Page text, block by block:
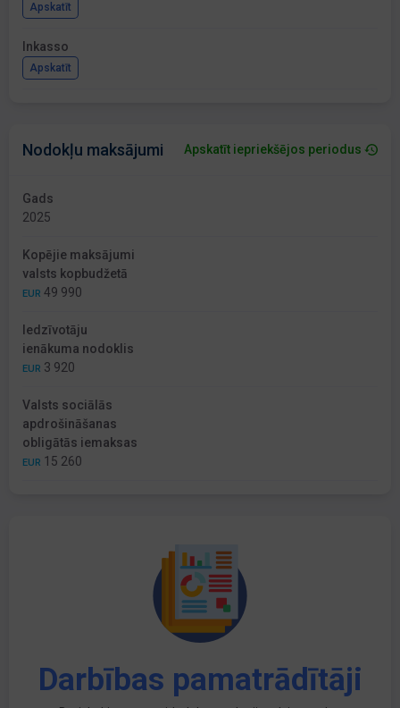
Apskatīt
Inkasso
Apskatīt
Nodokļu maksājumi Apskatīt iepriekšējos periodus
Gads
2025
Kopējie maksājumi
valsts kopbudžetā
EUR 49 990
Iedzīvotāju
ienākuma nodoklis
EUR 3 920
Valsts sociālās
apdrošināšanas
obligātās iemaksas
EUR 15 260
Darbības pamatrādītāji